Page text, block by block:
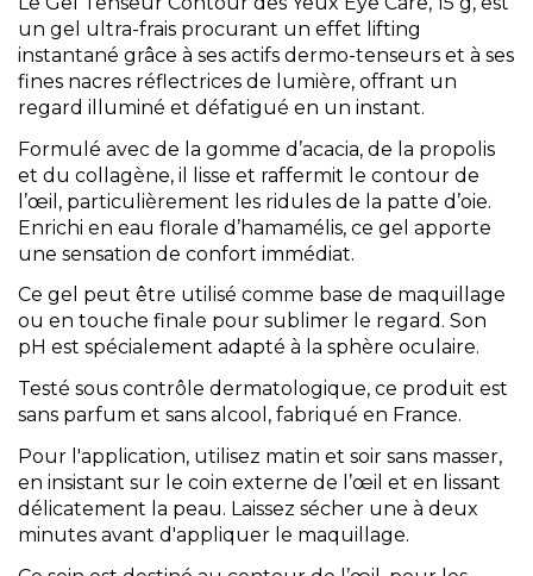
un gel ultra-frais procurant un effet lifting
instantané grâce à ses actifs dermo-tenseurs et à ses
fines nacres réflectrices de lumière, offrant un
regard illuminé et défatigué en un instant.
Formulé avec de la gomme d’acacia, de la propolis
et du collagène, il lisse et raffermit le contour de
l’œil, particulièrement les ridules de la patte d’oie.
Enrichi en eau florale d’hamamélis, ce gel apporte
une sensation de confort immédiat.
Ce gel peut être utilisé comme base de maquillage
ou en touche finale pour sublimer le regard. Son
pH est spécialement adapté à la sphère oculaire.
Testé sous contrôle dermatologique, ce produit est
sans parfum et sans alcool, fabriqué en France.
Pour l'application, utilisez matin et soir sans masser,
en insistant sur le coin externe de l’œil et en lissant
délicatement la peau. Laissez sécher une à deux
minutes avant d'appliquer le maquillage.